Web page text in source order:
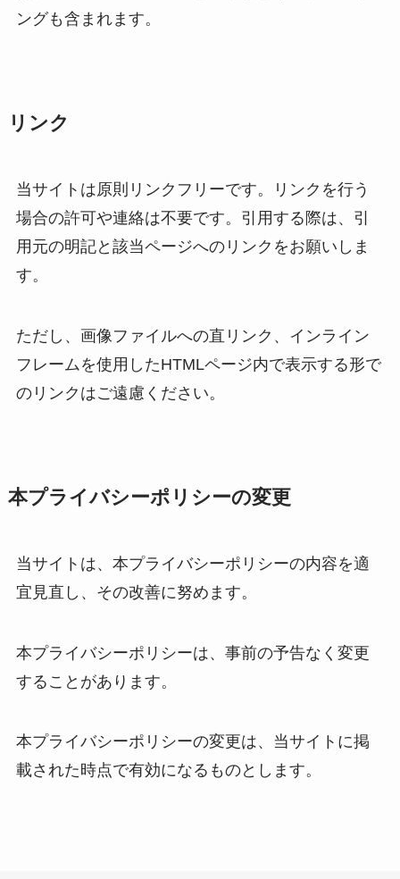
ングも含まれます。
リンク
当サイトは原則リンクフリーです。リンクを行う
場合の許可や連絡は不要です。引用する際は、引
用元の明記と該当ページへのリンクをお願いしま
す。
ただし、画像ファイルへの直リンク、インライン
フレームを使用したHTMLページ内で表示する形で
のリンクはご遠慮ください。
本プライバシーポリシーの変更
当サイトは、本プライバシーポリシーの内容を適
宜見直し、その改善に努めます。
本プライバシーポリシーは、事前の予告なく変更
することがあります。
本プライバシーポリシーの変更は、当サイトに掲
載された時点で有効になるものとします。